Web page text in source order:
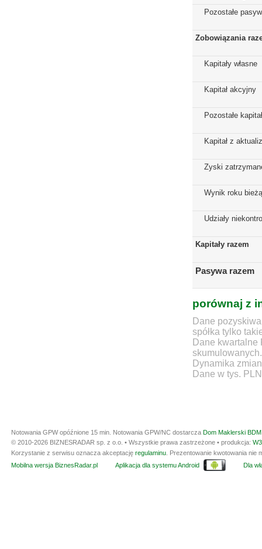
Pozostałe
Zobowiązania
Kapitały własne
Kapitał akcyjny
Pozostałe
Kapitał z
Zyski
Wynik roku
Udziały
Kapitały razem
Pasywa razem
porównaj z
Dane
spółka tylko
Dane
skumulowanych.
Dynamika
Dane w tys. PLN
Notowania GPW opóźnione 15 min. Notowania GPW/NC dostarcza Dom Maklerski
© 2010-2026 BIZNESRADAR sp. z o.o. • Wszystkie prawa zastrzeżone • produkcja:
Korzystanie z serwisu oznacza akceptację regulaminu . Prezentowanie kwotowania
Mobilna wersja BiznesRadar.pl
Aplikacja dla systemu Android Dla